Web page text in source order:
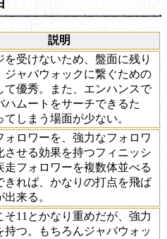
説明
を受けないため、盤面に残り
ジャバウォックに繋ぐための
て優秀。また、エンハンスで
ハムートをサーチできるた
てしまう場面が少ない。
ォロワーを、強力なフォロワ
させる効果を持つフィニッシ
走フォロワーを複数体並べる
きれば、かなりの打点を飛ば
来る。
そ11とかなり重めだが、強力
持つ。もちろんジャバウォッ